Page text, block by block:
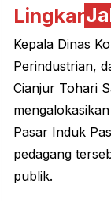
Lingkar
Kepala Dinas
Perindustrian,
Cianjur Tohari
Pasar Induk
pedagang
publik.